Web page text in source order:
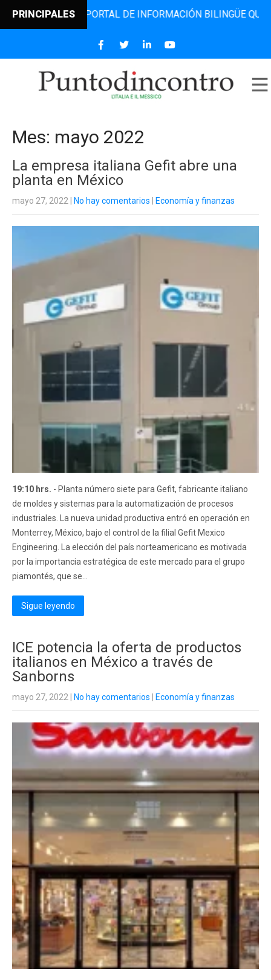
PRINCIPALES
PORTAL DE INFORMACIÓN BILINGÜE QUE DESDE 2006
Mes: mayo 2022
La empresa italiana Gefit abre una
planta en México
mayo 27, 2022 No hay comentarios Economía y finanzas
19:10 hrs. - Planta número siete para Gefit, fabricante italiano
de moldes y sistemas para la automatización de procesos
industriales. La nueva unidad productiva entró en operación en
Monterrey, México, bajo el control de la filial Gefit Mexico
Engineering. La elección del país norteamericano es motivada
por la importancia estratégica de este mercado para el grupo
piamontés, que se...
Sigue leyendo
ICE potencia la oferta de productos
italianos en México a través de
Sanborns
mayo 27, 2022 No hay comentarios Economía y finanzas